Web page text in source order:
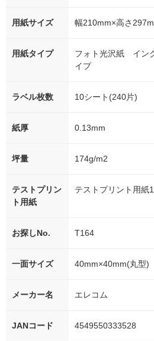
用紙サイズ 幅210mm×高さ
用紙タイプ
フォト光沢紙 イン
イプ
ラベル枚数 10シート(240片)
紙厚 0.13mm
坪量 174g/m2
テストプリン
ト用紙
テストプリント用紙
お探しNo. T164
一面サイズ 40mm×40mm(丸型)
メーカー名 エレコム
JANコード 4549550333528